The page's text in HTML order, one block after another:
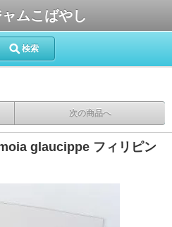
ムこばやし
検索
次の商品へ
glaucippe フィリピン